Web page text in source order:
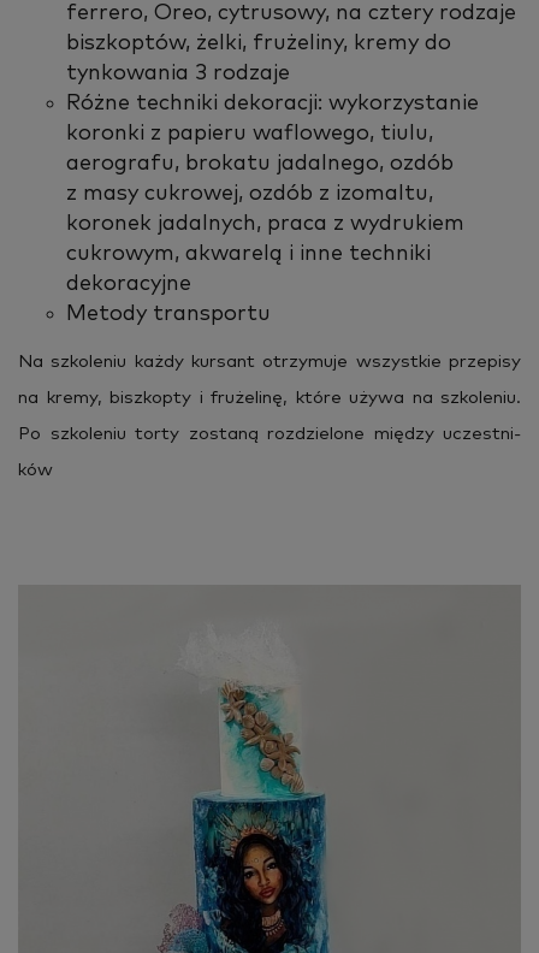
ferrero, Oreo, cytrusowy, na cztery rodzaje
biszkoptów, żelki, frużeliny, kremy do
tynkowania 3 rodzaje
Różne techniki dekoracji: wykorzystanie
koronki z papieru waflowego, tiulu,
aerografu, brokatu jadalnego, ozdób
z masy cukrowej, ozdób z izomaltu,
koronek jadalnych, praca z wydrukiem
cukrowym, akwarelą i inne techniki
dekoracyjne
Metody transportu
Na szko­le­niu każdy kur­sant otrzy­mu­je wszyst­kie prze­pi­sy
na kremy, bisz­kop­ty i fru­że­li­nę, które używa na szko­le­niu.
Po szko­le­niu torty zo­sta­ną roz­dzie­lo­ne mię­dzy uczest­ni­
ków